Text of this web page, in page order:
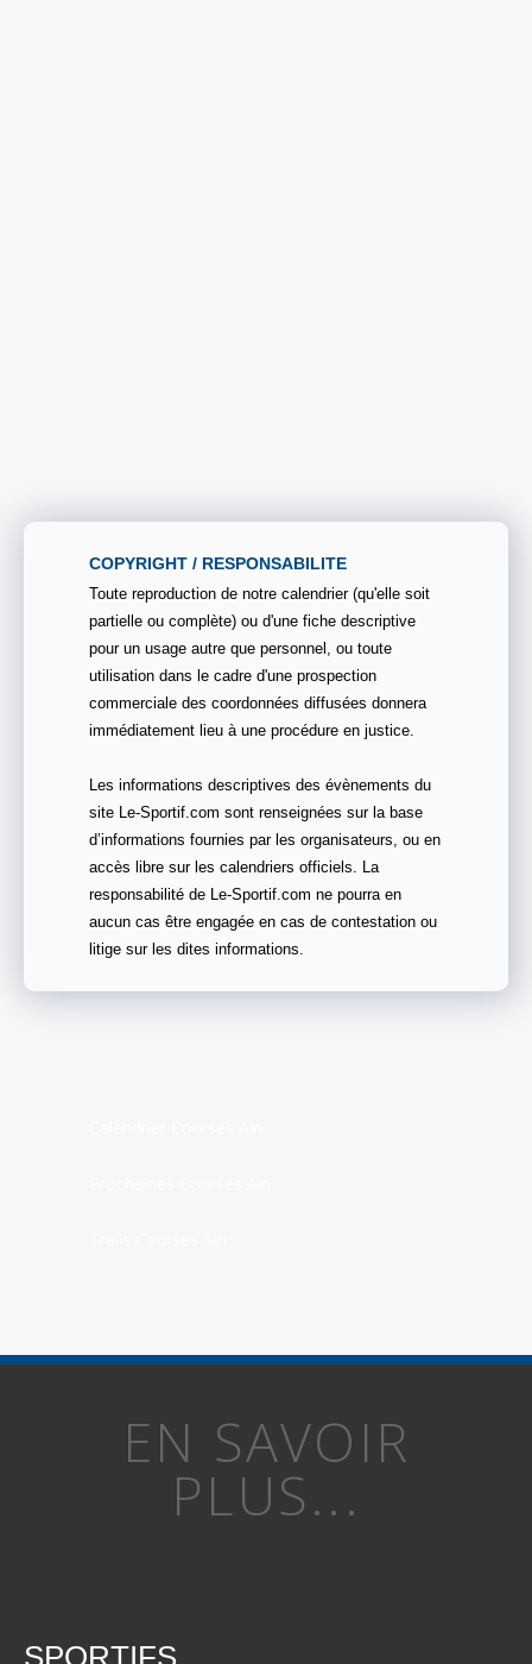
COPYRIGHT / RESPONSABILITE
Toute reproduction de notre calendrier (qu'elle soit
partielle ou complète) ou d'une fiche descriptive
pour un usage autre que personnel, ou toute
utilisation dans le cadre d'une prospection
commerciale des coordonnées diffusées donnera
immédiatement lieu à une procédure en justice.
Les informations descriptives des évènements du
site Le-Sportif.com sont renseignées sur la base
d’informations fournies par les organisateurs, ou en
accès libre sur les calendriers officiels. La
responsabilité de Le-Sportif.com ne pourra en
aucun cas être engagée en cas de contestation ou
litige sur les dites informations.
EN SAVOIR
PLUS...
SPORTIFS